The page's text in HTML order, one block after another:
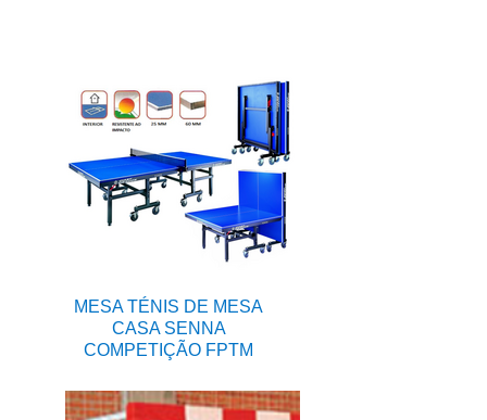
MESA TÉNIS DE MESA
CASA SENNA
COMPETIÇÃO FPTM